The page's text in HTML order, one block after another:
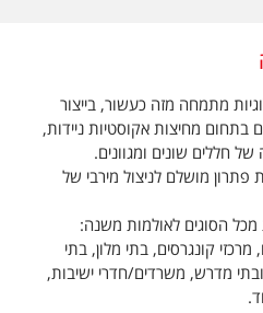
מתמחה מזה כעשור, בייצור
בתחום מחיצות אקוסטיות ניידות,
חללים שונים ומגוונים.
פתרון מושלם לניצול מירבי של
מכל הסוגים לאולמות משנה:
מרכזי קונגרסים, בתי מלון, בתי
מדרש, משרדים/חדרי ישיבות,